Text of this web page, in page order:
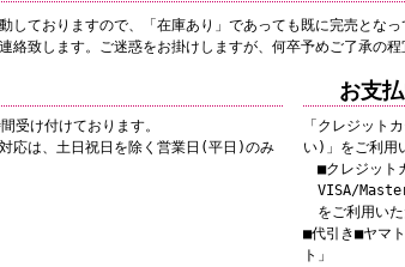
しておりますので、「在庫あり」であっても既に完売となっ
絡致します。ご迷惑をお掛けしますが、何卒予めご了承の程
受け付けております。
応は、土日祝日を除く営業日(平日)のみ
お支
「クレジット
い)」をご利用
■クレジット
VISA/
をご利用いた
■代引き■ヤマ
ト」